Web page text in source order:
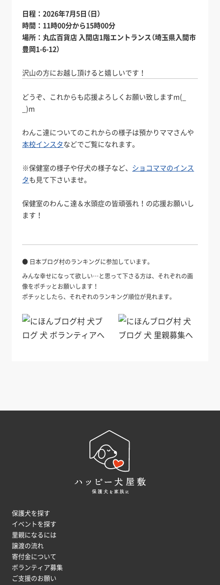
日程：2026年7月5日（日）
時間：11時00分から15時00分
場所：丸広百貨店 入間店1階エントランス（埼玉県入間市
豊岡1-6-12）
沢山の方にお越し頂けると嬉しいです！
どうぞ、これからも応援よろしくお願い致しますm(_
_)m
わんこ達についてのこれからの様子は預かりママさんや
本校インスタなどでご覧になれます。
※保健室の様子や仔犬の様子など、 ショコママのインス
タも見て下さいませ。
保健室のわんこ達＆水頭症の皆頑張れ！の応援お願いし
ます！
● 日本ブログ村のランキングに参加しています。
みんな幸せになって欲しい…と思って下さる方は、それぞれの画
像をポチッとお願いします！
ポチッとしたら、それぞれのランキング順位が見れます。
保護犬を探す
イベントを探す
里親になるには
譲渡の流れ
寄付金について
ボランティア募集
ご支援のお願い